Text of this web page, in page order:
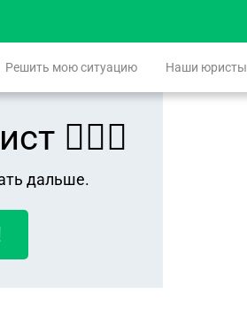
Решить мою ситуацию Наши юристы
👨🏻‍⚖️
дальше.